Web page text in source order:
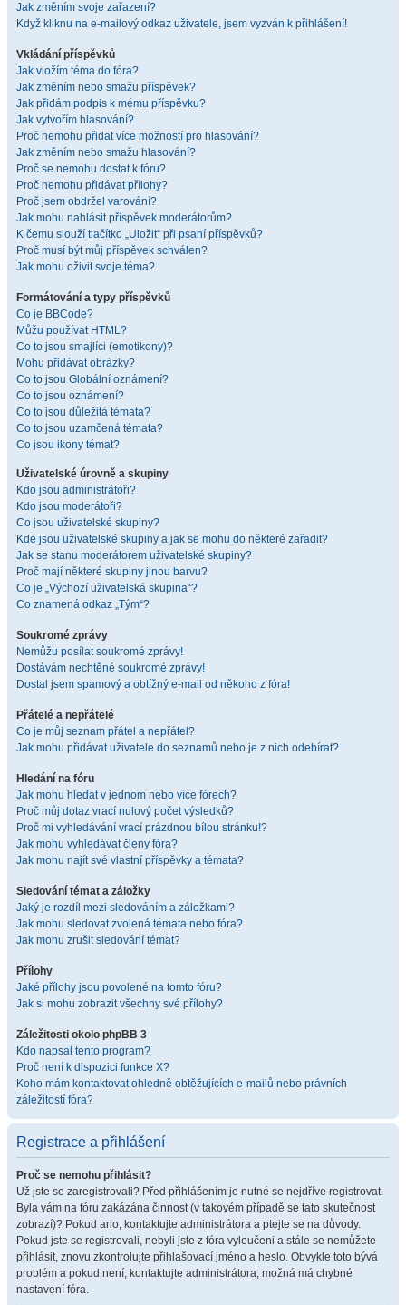
Jak změním svoje zařazení?
Když kliknu na e-mailový odkaz uživatele, jsem vyzván k přihlášení!
Vkládání příspěvků
Jak vložím téma do fóra?
Jak změním nebo smažu příspěvek?
Jak přidám podpis k mému příspěvku?
Jak vytvořím hlasování?
Proč nemohu přidat více možností pro hlasování?
Jak změním nebo smažu hlasování?
Proč se nemohu dostat k fóru?
Proč nemohu přidávat přílohy?
Proč jsem obdržel varování?
Jak mohu nahlásit příspěvek moderátorům?
K čemu slouží tlačítko „Uložit“ při psaní příspěvků?
Proč musí být můj příspěvek schválen?
Jak mohu oživit svoje téma?
Formátování a typy příspěvků
Co je BBCode?
Můžu používat HTML?
Co to jsou smajlíci (emotikony)?
Mohu přidávat obrázky?
Co to jsou Globální oznámení?
Co to jsou oznámení?
Co to jsou důležitá témata?
Co to jsou uzamčená témata?
Co jsou ikony témat?
Uživatelské úrovně a skupiny
Kdo jsou administrátoři?
Kdo jsou moderátoři?
Co jsou uživatelské skupiny?
Kde jsou uživatelské skupiny a jak se mohu do některé zařadit?
Jak se stanu moderátorem uživatelské skupiny?
Proč mají některé skupiny jinou barvu?
Co je „Výchozí uživatelská skupina“?
Co znamená odkaz „Tým“?
Soukromé zprávy
Nemůžu posílat soukromé zprávy!
Dostávám nechtěné soukromé zprávy!
Dostal jsem spamový a obtížný e-mail od někoho z fóra!
Přátelé a nepřátelé
Co je můj seznam přátel a nepřátel?
Jak mohu přidávat uživatele do seznamů nebo je z nich odebírat?
Hledání na fóru
Jak mohu hledat v jednom nebo více fórech?
Proč můj dotaz vrací nulový počet výsledků?
Proč mi vyhledávání vrací prázdnou bílou stránku!?
Jak mohu vyhledávat členy fóra?
Jak mohu najít své vlastní příspěvky a témata?
Sledování témat a záložky
Jaký je rozdíl mezi sledováním a záložkami?
Jak mohu sledovat zvolená témata nebo fóra?
Jak mohu zrušit sledování témat?
Přílohy
Jaké přílohy jsou povolené na tomto fóru?
Jak si mohu zobrazit všechny své přílohy?
Záležitosti okolo phpBB 3
Kdo napsal tento program?
Proč není k dispozici funkce X?
Koho mám kontaktovat ohledně obtěžujících e-mailů nebo právních
záležitostí fóra?
Registrace a přihlášení
Proč se nemohu přihlásit?
Už jste se zaregistrovali? Před přihlášením je nutné se nejdříve registrovat.
Byla vám na fóru zakázána činnost (v takovém případě se tato skutečnost
zobrazí)? Pokud ano, kontaktujte administrátora a ptejte se na důvody.
Pokud jste se registrovali, nebyli jste z fóra vyloučeni a stále se nemůžete
přihlásit, znovu zkontrolujte přihlašovací jméno a heslo. Obvykle toto bývá
problém a pokud není, kontaktujte administrátora, možná má chybné
nastavení fóra.